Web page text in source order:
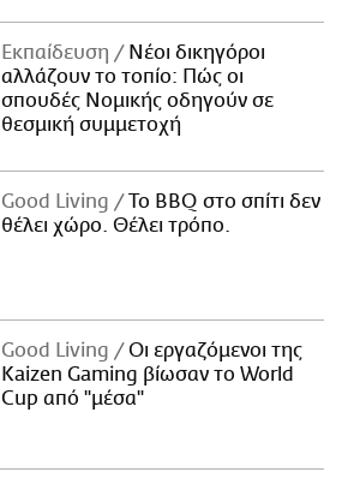
Εκπαίδευση
Νέοι δικηγόροι
αλλάζουν το τοπίο: Πώς οι
σπουδές Νομικής οδηγούν σε
θεσμική συμμετοχή
Good Living
Το BBQ στο σπίτι δεν
θέλει χώρο. Θέλει τρόπο.
Good Living
Οι εργαζόμενοι της
Kaizen Gaming βίωσαν το World
Cup από "μέσα"